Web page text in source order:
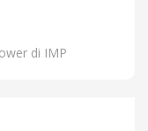
di IMP